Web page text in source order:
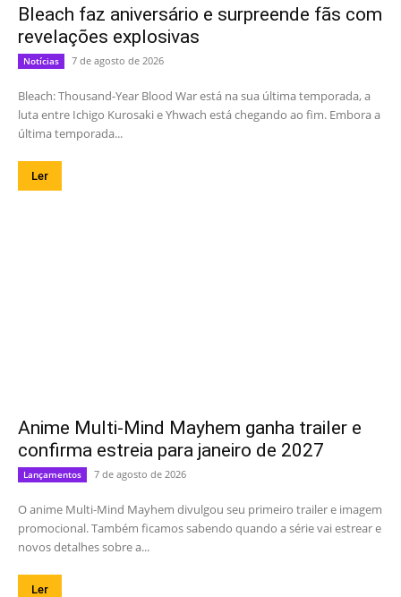
Bleach faz aniversário e surpreende fãs com
revelações explosivas
Notícias 7 de agosto de 2026
Bleach: Thousand-Year Blood War está na sua última temporada, a
luta entre Ichigo Kurosaki e Yhwach está chegando ao fim. Embora a
última temporada...
Ler
Anime Multi-Mind Mayhem ganha trailer e
confirma estreia para janeiro de 2027
Lançamentos 7 de agosto de 2026
O anime Multi-Mind Mayhem divulgou seu primeiro trailer e imagem
promocional. Também ficamos sabendo quando a série vai estrear e
novos detalhes sobre a...
Ler